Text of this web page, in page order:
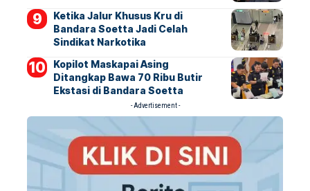
Ketika Jalur Khusus Kru di
Bandara Soetta Jadi Celah
Sindikat Narkotika
Kopilot Maskapai Asing
Ditangkap Bawa 70 Ribu Butir
Ekstasi di Bandara Soetta
- Advertisement -